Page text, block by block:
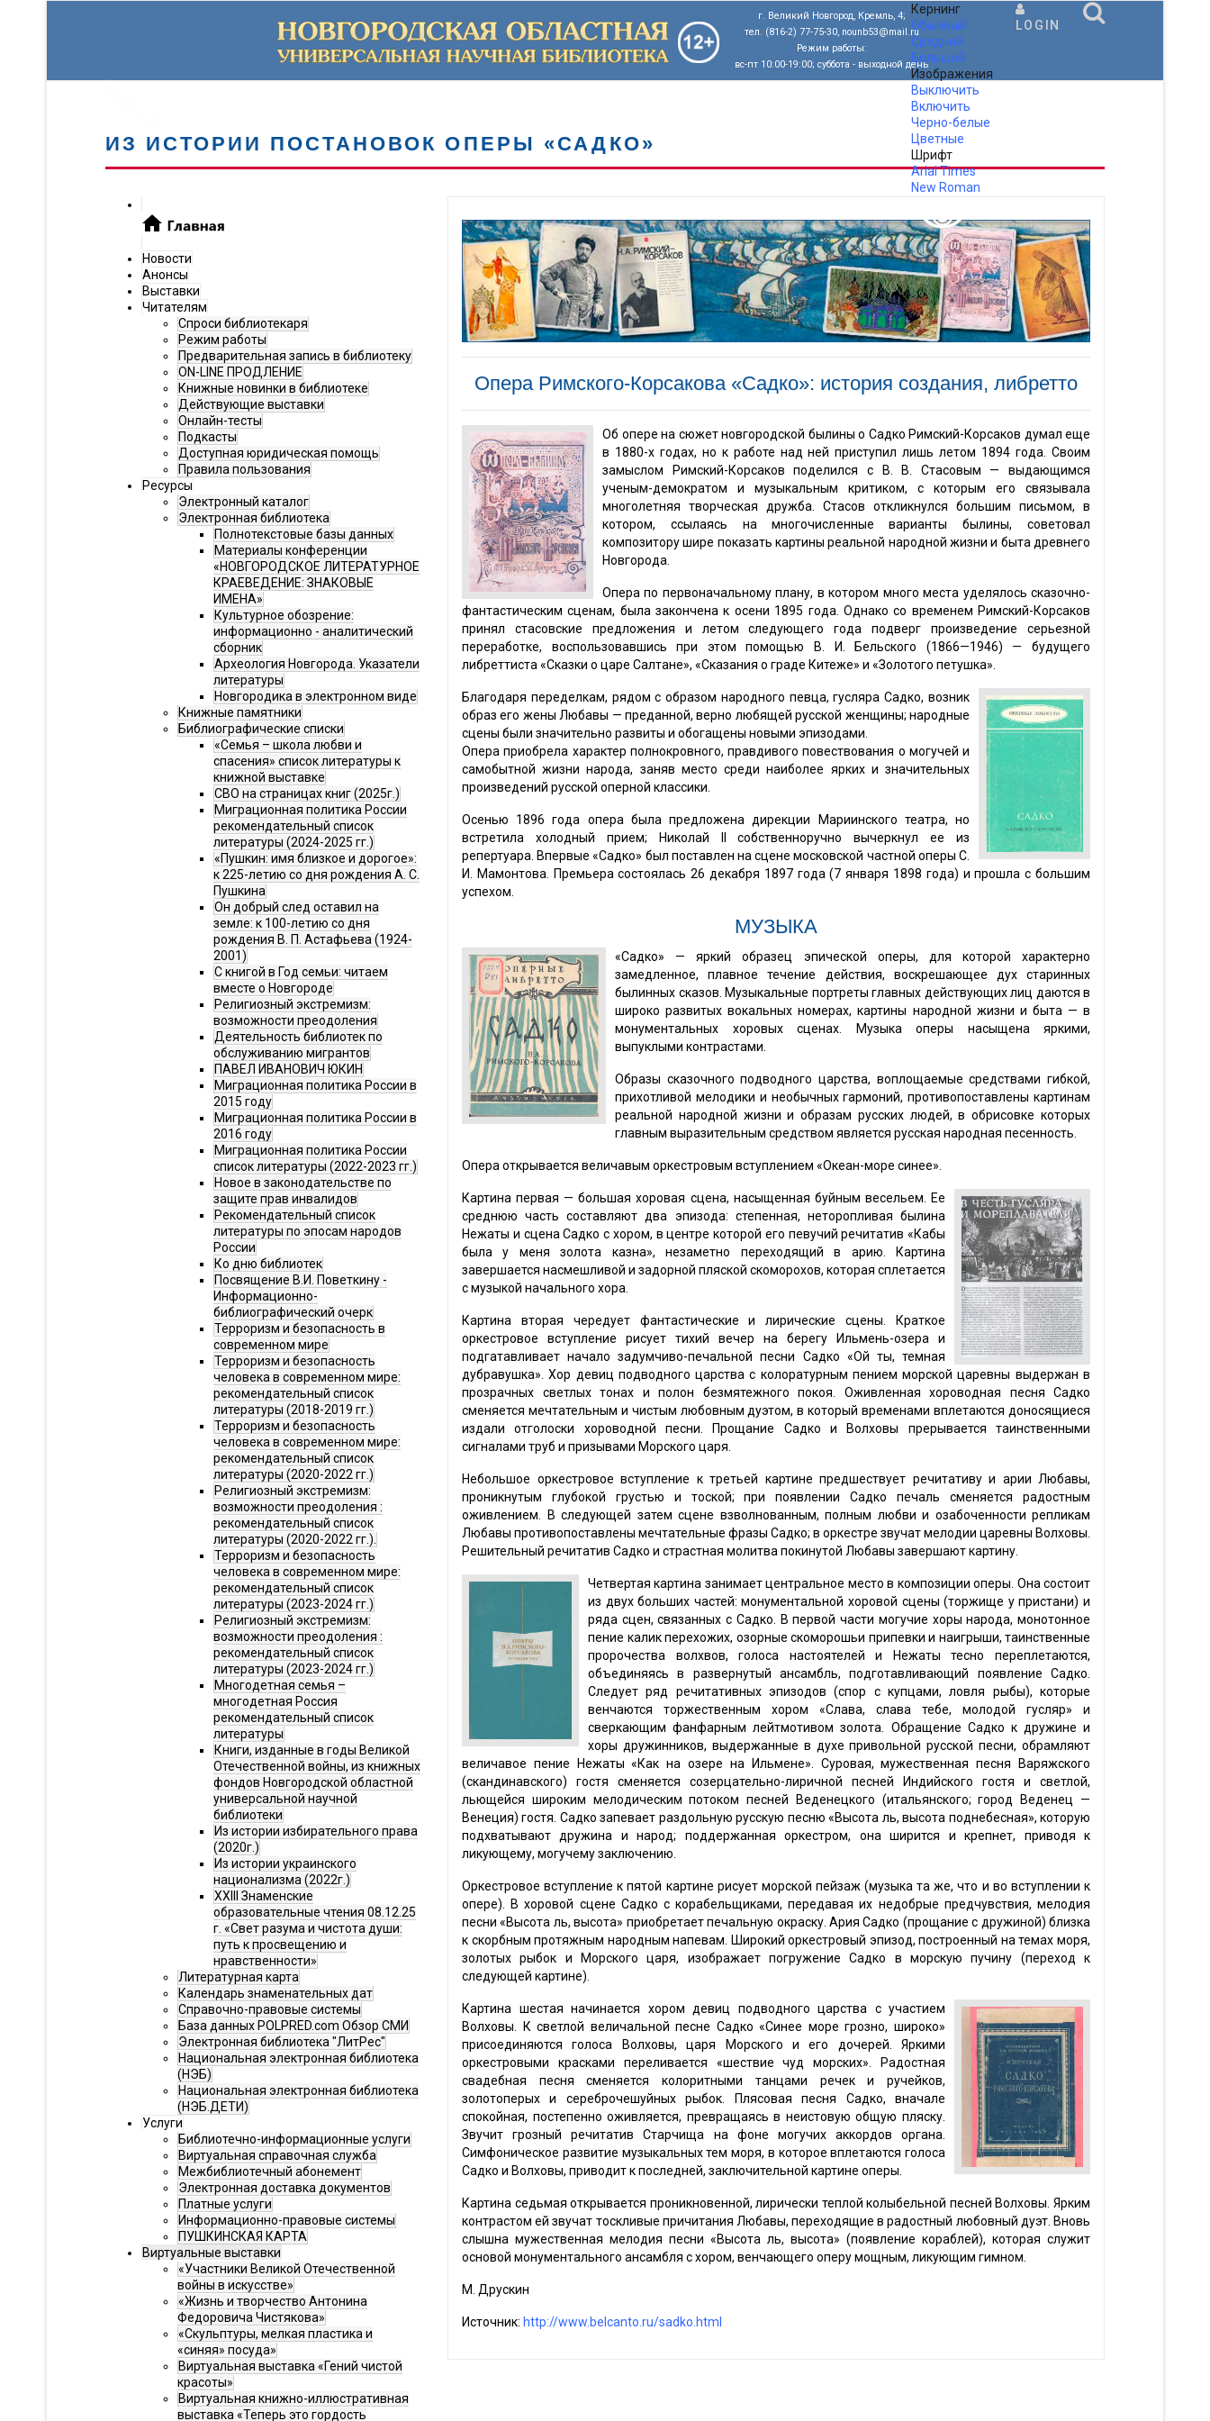
г. Великий Новгород, Кремль, 4;
тел. (816-2) 77-75-30, nounb53@mail.ru
Режим работы:
вс-пт 10:00-19:00; суббота - выходной день
Кернинг
Обычный
Средний
Большой
Изображения
Выключить
Включить
Черно-белые
Цветные
Шрифт
ArialTimes
New Roman
LOGIN
ИЗ ИСТОРИИ ПОСТАНОВОК ОПЕРЫ «САДКО»
Новости
Анонсы
Выставки
Читателям
Спроси библиотекаря
Режим работы
Предварительная запись в библиотеку
ON-LINE ПРОДЛЕНИЕ
Книжные новинки в библиотеке
Действующие выставки
Онлайн-тесты
Подкасты
Доступная юридическая помощь
Правила пользования
Ресурсы
Электронный каталог
Электронная библиотека
Полнотекстовые базы данных
Материалы конференции
«НОВГОРОДСКОЕ ЛИТЕРАТУРНОЕ
КРАЕВЕДЕНИЕ: ЗНАКОВЫЕ
ИМЕНА»
Культурное обозрение:
информационно - аналитический
сборник
Археология Новгорода. Указатели
литературы
Новгородика в электронном виде
Книжные памятники
Библиографические списки
«Семья – школа любви и
спасения» список литературы к
книжной выставке
СВО на страницах книг (2025г.)
Миграционная политика России
рекомендательный список
литературы (2024-2025 гг.)
«Пушкин: имя близкое и дорогое»:
к 225-летию со дня рождения А. С.
Пушкина
Он добрый след оставил на
земле: к 100-летию со дня
рождения В. П. Астафьева (1924-
2001)
С книгой в Год семьи: читаем
вместе о Новгороде
Религиозный экстремизм:
возможности преодоления
Деятельность библиотек по
обслуживанию мигрантов
ПАВЕЛ ИВАНОВИЧ ЮКИН
Миграционная политика России в
2015 году
Миграционная политика России в
2016 году
Миграционная политика России
список литературы (2022-2023 гг.)
Новое в законодательстве по
защите прав инвалидов
Рекомендательный список
литературы по эпосам народов
России
Ко дню библиотек
Посвящение В.И. Поветкину -
Информационно-
библиографический очерк
Терроризм и безопасность в
современном мире
Терроризм и безопасность
человека в современном мире:
рекомендательный список
литературы (2018-2019 гг.)
Терроризм и безопасность
человека в современном мире:
рекомендательный список
литературы (2020-2022 гг.)
Религиозный экстремизм:
возможности преодоления :
рекомендательный список
литературы (2020-2022 гг.).
Терроризм и безопасность
человека в современном мире:
рекомендательный список
литературы (2023-2024 гг.)
Религиозный экстремизм:
возможности преодоления :
рекомендательный список
литературы (2023-2024 гг.)
Многодетная семья –
многодетная Россия
рекомендательный список
литературы
Книги, изданные в годы Великой
Отечественной войны, из книжных
фондов Новгородской областной
универсальной научной
библиотеки
Из истории избирательного права
(2020г.)
Из истории украинского
национализма (2022г.)
XXIII Знаменские
образовательные чтения 08.12.25
г. «Свет разума и чистота души:
путь к просвещению и
нравственности»
Литературная карта
Календарь знаменательных дат
Справочно-правовые системы
База данных POLPRED.com Обзор СМИ
Электронная библиотека "ЛитРес"
Национальная электронная библиотека
(НЭБ)
Национальная электронная библиотека
(НЭБ.ДЕТИ)
Услуги
Библиотечно-информационные услуги
Виртуальная справочная служба
Межбиблиотечный абонемент
Электронная доставка документов
Платные услуги
Информационно-правовые системы
ПУШКИНСКАЯ КАРТА
Виртуальные выставки
«Участники Великой Отечественной
войны в искусстве»
«Жизнь и творчество Антонина
Федоровича Чистякова»
«Скульптуры, мелкая пластика и
«синяя» посуда»
Виртуальная выставка «Гений чистой
красоты»
Виртуальная книжно-иллюстративная
выставка «Теперь это гордость
Опера Римского-Корсакова «Садко»: история создания, либретто
Об опере на сюжет новгородской былины о Садко Римский-Корсаков думал еще
в 1880-х годах, но к работе над ней приступил лишь летом 1894 года. Своим
замыслом Римский-Корсаков поделился с В. В. Стасовым — выдающимся
ученым-демократом и музыкальным критиком, с которым его связывала
многолетняя творческая дружба. Стасов откликнулся большим письмом, в
котором, ссылаясь на многочисленные варианты былины, советовал
композитору шире показать картины реальной народной жизни и быта древнего
Новгорода.
Опера по первоначальному плану, в котором много места уделялось сказочно-
фантастическим сценам, была закончена к осени 1895 года. Однако со временем Римский-Корсаков
принял стасовские предложения и летом следующего года подверг произведение серьезной
переработке, воспользовавшись при этом помощью В. И. Бельского (1866—1946) — будущего
либреттиста «Сказки о царе Салтане», «Сказания о граде Китеже» и «Золотого петушка».
Благодаря переделкам, рядом с образом народного певца, гусляра Садко, возник
образ его жены Любавы — преданной, верно любящей русской женщины; народные
сцены были значительно развиты и обогащены новыми эпизодами.
Опера приобрела характер полнокровного, правдивого повествования о могучей и
самобытной жизни народа, заняв место среди наиболее ярких и значительных
произведений русской оперной классики.
Осенью 1896 года опера была предложена дирекции Мариинского театра, но
встретила холодный прием; Николай II собственноручно вычеркнул ее из
репертуара. Впервые «Садко» был поставлен на сцене московской частной оперы С.
И. Мамонтова. Премьера состоялась 26 декабря 1897 года (7 января 1898 года) и прошла с большим
успехом.
МУЗЫКА
«Садко» — яркий образец эпической оперы, для которой характерно
замедленное, плавное течение действия, воскрешающее дух старинных
былинных сказов. Музыкальные портреты главных действующих лиц даются в
широко развитых вокальных номерах, картины народной жизни и быта — в
монументальных хоровых сценах. Музыка оперы насыщена яркими,
выпуклыми контрастами.
Образы сказочного подводного царства, воплощаемые средствами гибкой,
прихотливой мелодики и необычных гармоний, противопоставлены картинам
реальной народной жизни и образам русских людей, в обрисовке которых
главным выразительным средством является русская народная песенность.
Опера открывается величавым оркестровым вступлением «Океан-море синее».
Картина первая — большая хоровая сцена, насыщенная буйным весельем. Ее
среднюю часть составляют два эпизода: степенная, неторопливая былина
Нежаты и сцена Садко с хором, в центре которой его певучий речитатив «Кабы
была у меня золота казна», незаметно переходящий в арию. Картина
завершается насмешливой и задорной пляской скоморохов, которая сплетается
с музыкой начального хора.
Картина вторая чередует фантастические и лирические сцены. Краткое
оркестровое вступление рисует тихий вечер на берегу Ильмень-озера и
подгатавливает начало задумчиво-печальной песни Садко «Ой ты, темная
дубравушка». Хор девиц подводного царства с колоратурным пением морской царевны выдержан в
прозрачных светлых тонах и полон безмятежного покоя. Оживленная хороводная песня Садко
сменяется мечтательным и чистым любовным дуэтом, в который временами вплетаются доносящиеся
издали отголоски хороводной песни. Прощание Садко и Волховы прерывается таинственными
сигналами труб и призывами Морского царя.
Небольшое оркестровое вступление к третьей картине предшествует речитативу и арии Любавы,
проникнутым глубокой грустью и тоской; при появлении Садко печаль сменяется радостным
оживлением. В следующей затем сцене взволнованным, полным любви и озабоченности репликам
Любавы противопоставлены мечтательные фразы Садко; в оркестре звучат мелодии царевны Волховы.
Решительный речитатив Садко и страстная молитва покинутой Любавы завершают картину.
Четвертая картина занимает центральное место в композиции оперы. Она состоит
из двух больших частей: монументальной хоровой сцены (торжище у пристани) и
ряда сцен, связанных с Садко. В первой части могучие хоры народа, монотонное
пение калик перехожих, озорные скоморошьи припевки и наигрыши, таинственные
пророчества волхвов, голоса настоятелей и Нежаты тесно переплетаются,
объединяясь в развернутый ансамбль, подготавливающий появление Садко.
Следует ряд речитативных эпизодов (спор с купцами, ловля рыбы), которые
венчаются торжественным хором «Слава, слава тебе, молодой гусляр» и
сверкающим фанфарным лейтмотивом золота. Обращение Садко к дружине и
хоры дружинников, выдержанные в духе привольной русской песни, обрамляют
величавое пение Нежаты «Как на озере на Ильмене». Суровая, мужественная песня Варяжского
(скандинавского) гостя сменяется созерцательно-лиричной песней Индийского гостя и светлой,
льющейся широким мелодическим потоком песней Веденецкого (итальянского; город Веденец —
Венеция) гостя. Садко запевает раздольную русскую песню «Высота ль, высота поднебесная», которую
подхватывают дружина и народ; поддержанная оркестром, она ширится и крепнет, приводя к
ликующему, могучему заключению.
Оркестровое вступление к пятой картине рисует морской пейзаж (музыка та же, что и во вступлении к
опере). В хоровой сцене Садко с корабельщиками, передавая их недобрые предчувствия, мелодия
песни «Высота ль, высота» приобретает печальную окраску. Ария Садко (прощание с дружиной) близка
к скорбным протяжным народным напевам. Широкий оркестровый эпизод, построенный на темах моря,
золотых рыбок и Морского царя, изображает погружение Садко в морскую пучину (переход к
следующей картине).
Картина шестая начинается хором девиц подводного царства с участием
Волховы. К светлой величальной песне Садко «Синее море грозно, широко»
присоединяются голоса Волховы, царя Морского и его дочерей. Яркими
оркестровыми красками переливается «шествие чуд морских». Радостная
свадебная песня сменяется колоритными танцами речек и ручейков,
золотоперых и сереброчешуйных рыбок. Плясовая песня Садко, вначале
спокойная, постепенно оживляется, превращаясь в неистовую общую пляску.
Звучит грозный речитатив Старчища на фоне могучих аккордов органа.
Симфоническое развитие музыкальных тем моря, в которое вплетаются голоса
Садко и Волховы, приводит к последней, заключительной картине оперы.
Картина седьмая открывается проникновенной, лирически теплой колыбельной песней Волховы. Ярким
контрастом ей звучат тоскливые причитания Любавы, переходящие в радостный любовный дуэт. Вновь
слышна мужественная мелодия песни «Высота ль, высота» (появление кораблей), которая служит
основой монументального ансамбля с хором, венчающего оперу мощным, ликующим гимном.
М. Друскин
Источник: http://www.belcanto.ru/sadko.html